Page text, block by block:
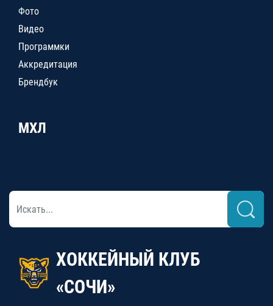
Фото
Видео
Программки
Аккредитация
Брендбук
МХЛ
ХОККЕЙНЫЙ КЛУБ
«СОЧИ»